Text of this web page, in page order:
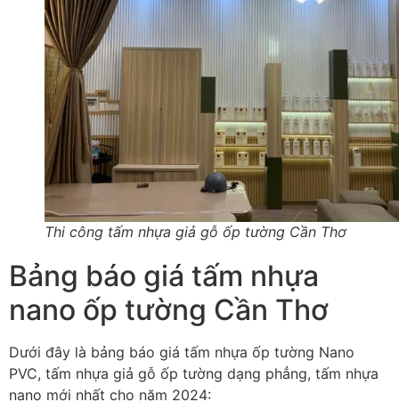
Thi công tấm nhựa giả gỗ ốp tường Cần Thơ
Bảng báo giá tấm nhựa
nano ốp tường Cần Thơ
Dưới đây là bảng báo giá tấm nhựa ốp tường Nano
PVC, tấm nhựa giả gỗ ốp tường dạng phẳng, tấm nhựa
nano mới nhất cho năm 2024: